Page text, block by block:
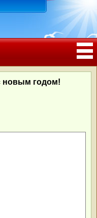
ЮБИЛЕЕМ
новым годом!